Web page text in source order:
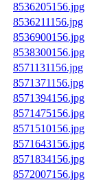
8536205156.jpg
8536211156.jpg
8536900156.jpg
8538300156.jpg
8571131156.jpg
8571371156.jpg
8571394156.jpg
8571475156.jpg
8571510156.jpg
8571643156.jpg
8571834156.jpg
8572007156.jpg